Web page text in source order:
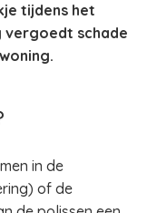
tijdens het
vergoedt schade
in de
of de